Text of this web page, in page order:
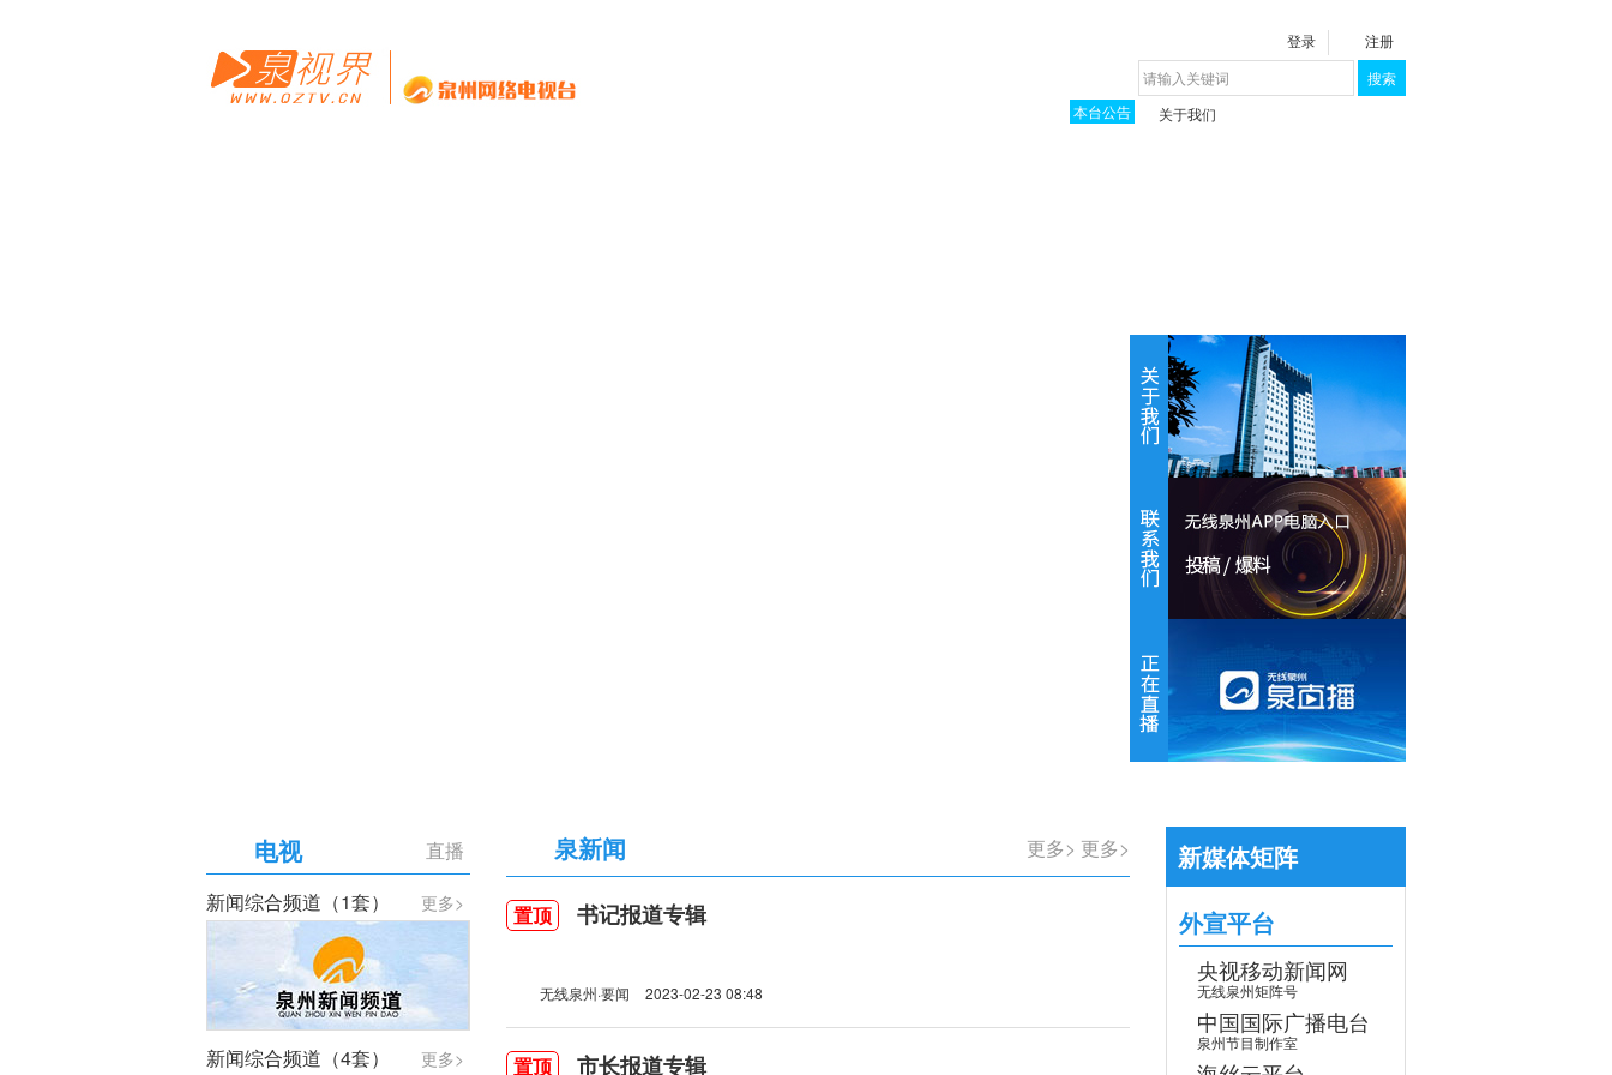
登录
注册
搜索
本台公告
关于我们
【专题】学习贯彻党的二十届四中全会
直播
电视
更多>
新闻综合频道（1套）
更多>
新闻综合频道（4套）
更多> 更多>
泉新闻
置顶 书记报道专辑
无线泉州·要闻 2023-02-23 08:48
置顶 市长报道专辑
新媒体矩阵
外宣平台
央视移动新闻网
无线泉州矩阵号
中国国际广播电台
泉州节目制作室